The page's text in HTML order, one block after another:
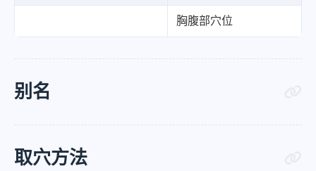
胸腹部穴位
别名
取穴方法